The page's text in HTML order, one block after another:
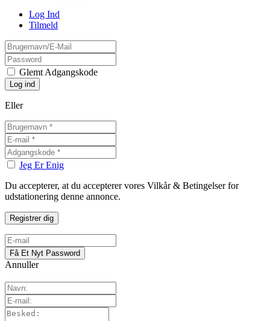
Log Ind
Tilmeld
Glemt Adgangskode
Eller
Jeg Er Enig
Du accepterer, at du accepterer vores Vilkår & Betingelser for
udstationering denne annonce.
Annuller